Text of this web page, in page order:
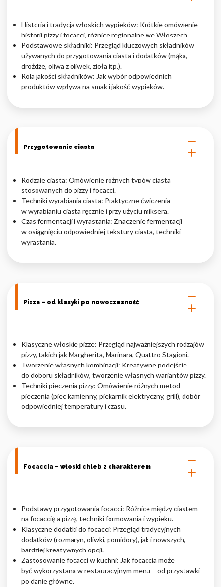
Historia i tradycja włoskich wypieków: Krótkie omówienie
historii pizzy i focacci, różnice regionalne we Włoszech.
Podstawowe składniki: Przegląd kluczowych składników
używanych do przygotowania ciasta i dodatków (mąka,
drożdże, oliwa z oliwek, zioła itp.).
Rola jakości składników: Jak wybór odpowiednich
produktów wpływa na smak i jakość wypieków.
Przygotowanie ciasta
Rodzaje ciasta: Omówienie różnych typów ciasta
stosowanych do pizzy i focacci.
Techniki wyrabiania ciasta: Praktyczne ćwiczenia
w wyrabianiu ciasta ręcznie i przy użyciu miksera.
Czas fermentacji i wyrastania: Znaczenie fermentacji
w osiągnięciu odpowiedniej tekstury ciasta, techniki
wyrastania.
Pizza – od klasyki po nowoczesność
Klasyczne włoskie pizze: Przegląd najważniejszych rodzajów
pizzy, takich jak Margherita, Marinara, Quattro Stagioni.
Tworzenie własnych kombinacji: Kreatywne podejście
do doboru składników, tworzenie własnych wariantów pizzy.
Techniki pieczenia pizzy: Omówienie różnych metod
pieczenia (piec kamienny, piekarnik elektryczny, grill), dobór
odpowiedniej temperatury i czasu.
Focaccia – włoski chleb z charakterem
Podstawy przygotowania focacci: Różnice między ciastem
na focaccię a pizzę, techniki formowania i wypieku.
Klasyczne dodatki do focacci: Przegląd tradycyjnych
dodatków (rozmaryn, oliwki, pomidory), jak i nowszych,
bardziej kreatywnych opcji.
Zastosowanie focacci w kuchni: Jak focaccia może
być wykorzystana w restauracyjnym menu – od przystawki
po danie główne.
klasyfikowania, wraz z dostawcami poszczególnych ciasteczek.
Odrzuć
Zapisz moje preferencje